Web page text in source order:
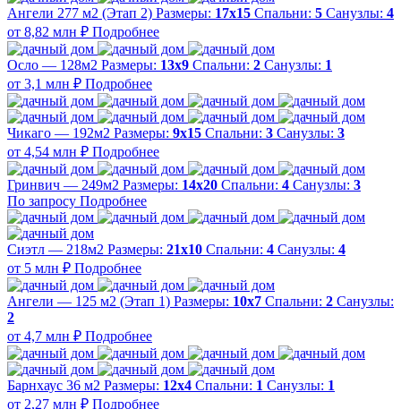
Ангели 277 м2 (Этап 2) Размеры: 17х15 Спальни: 5 Санузлы: 4
от 8,82 млн ₽ Подробнее
Осло — 128м2 Размеры: 13х9 Спальни: 2 Санузлы: 1
от 3,1 млн ₽ Подробнее
Чикаго — 192м2 Размеры: 9х15 Спальни: 3 Санузлы: 3
от 4,54 млн ₽ Подробнее
Гринвич — 249м2 Размеры: 14х20 Спальни: 4 Санузлы: 3
По запросу Подробнее
Сиэтл — 218м2 Размеры: 21х10 Спальни: 4 Санузлы: 4
от 5 млн ₽ Подробнее
Ангели — 125 м2 (Этап 1) Размеры: 10х7 Спальни: 2 Санузлы:
2
от 4,7 млн ₽ Подробнее
Барнхаус 36 м2 Размеры: 12х4 Спальни: 1 Санузлы: 1
от 2,27 млн ₽ Подробнее